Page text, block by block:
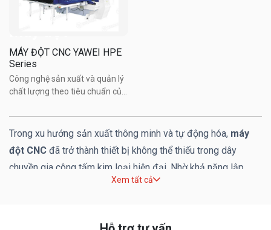
MÁY ĐỘT CNC YAWEI HPE
Series
Công nghệ sản xuất và quản lý
chất lượng theo tiêu chuẩn của
servo tạo lực đột cho tốc độ
nhanh, có thể đạt tới 1500 lần/
phút. Trạm đột tích hợp đầu
Auto-index cho phép ...
Trong xu hướng sản xuất thông minh và tự động hóa, máy
đột CNC đã trở thành thiết bị không thể thiếu trong dây
chuyền gia công tấm kim loại hiện đại. Nhờ khả năng lập
trình linh hoạt, tốc độ cao, độ chính xác vượt trội và chi phí
Xem tất cả